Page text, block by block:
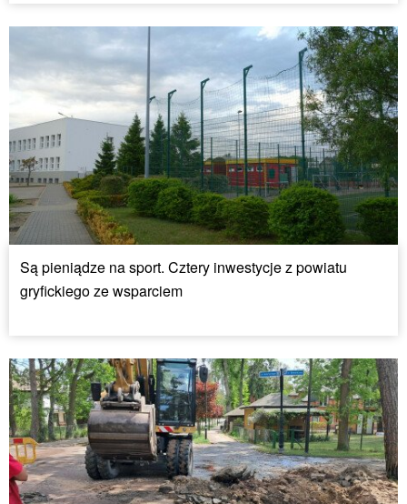
Są pieniądze na sport. Cztery inwestycje z powiatu
gryfickiego ze wsparciem